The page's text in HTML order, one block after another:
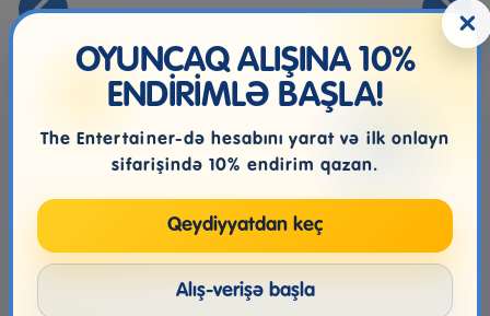
Huffy-Mountain Bike For
Antistress Oyuncaq One
Bugglies, ...
×
OYUNCAQ ALIŞINA 10%
ENDİRİMLƏ BAŞLA!
The Entertainer-də hesabını yarat və ilk onlayn
sifarişində 10% endirim qazan.
Qeydiyyatdan keç
Alış-verişə başla